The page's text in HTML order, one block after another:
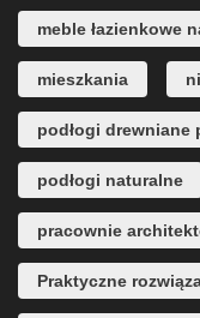
meble łazienkowe
mieszkania
podłogi drewniane
podłogi naturalne
pracownie
Praktyczne